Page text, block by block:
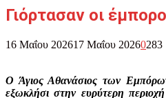
Γιόρτασαν οι
16 Μαΐου 202617 Μαΐου 20260283
Ο Άγιος Αθανάσιος των Εμπόρων
εξωκλήσι στην ευρύτερη